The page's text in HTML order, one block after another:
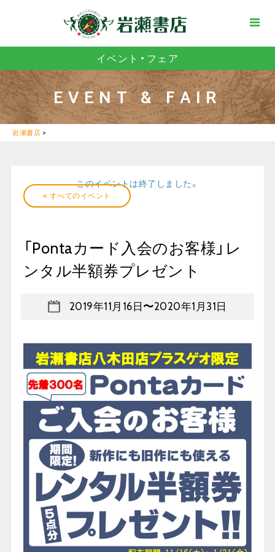
イベント・フェア
EVENT & FAIR
岩瀬書店 >
« すべてのイベント
このイベントは終了しました。
「Pontaカード入会のお客様」レ
ンタル半額券プレゼント
2019年11月16日 〜2020年1月31日